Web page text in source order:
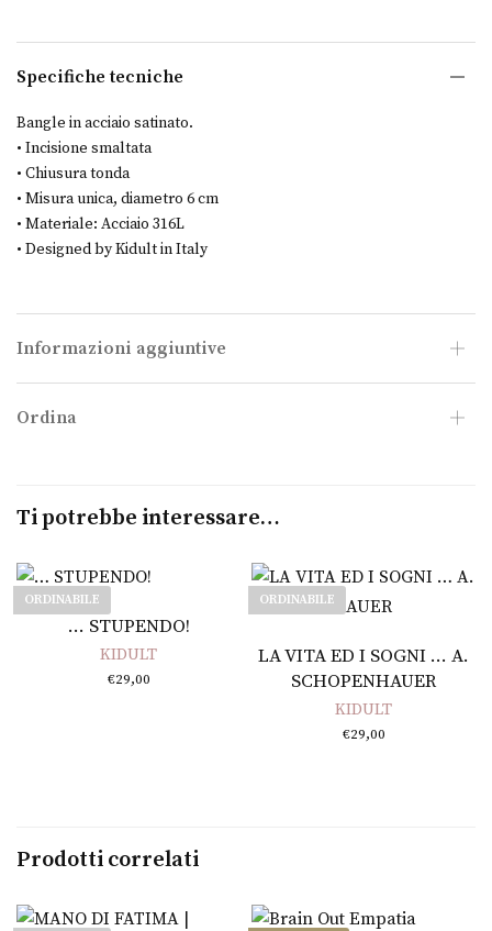
Specifiche tecniche
Bangle in acciaio satinato.
• Incisione smaltata
• Chiusura tonda
• Misura unica, diametro 6 cm
• Materiale: Acciaio 316L
• Designed by Kidult in Italy
Informazioni aggiuntive
Ordina
Ti potrebbe interessare…
ORDINABILE
Leggi tutto
… STUPENDO!
KIDULT
€29,00
ORDINABILE
LA VITA ED I SOGNI … A.
SCHOPENHAUER
KIDULT
€29,00
Prodotti correlati